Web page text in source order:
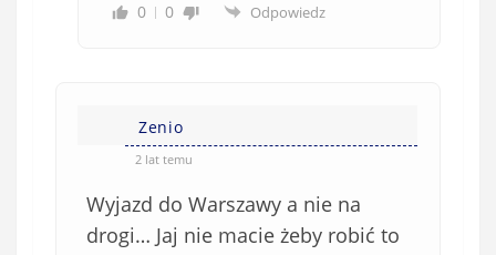
0
0 Odpowiedz
Zenio
2 lat temu
Wyjazd do Warszawy a nie na
drogi… Jaj nie macie żeby robić to